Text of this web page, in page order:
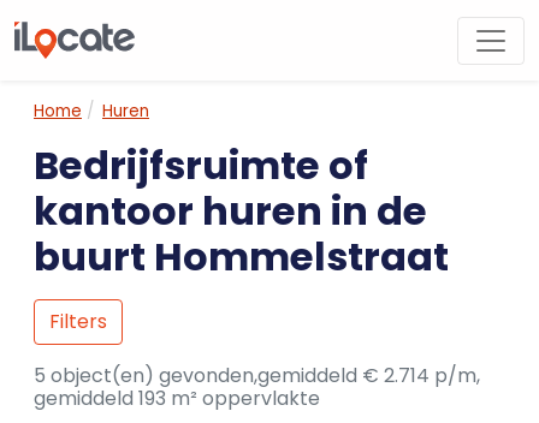
Home Huren
Bedrijfsruimte of
kantoor huren in de
buurt Hommelstraat
Filters
5 object(en) gevonden,gemiddeld € 2.714 p/m,
gemiddeld 193 m² oppervlakte